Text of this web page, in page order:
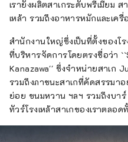
เรายังผลิตสาเกระดับพรีเมียม
เหล้า รวมถึงอาหารหมักและเค
สำนักงานใหญ่ซึ่งเป็นที่ตั้งของโร
ที่บริหารจัดการโดยตรงชื่อว่า
Kanazawa'' ซึ่งจำหน่ายสาเก
รวมถึงภาชนะสาเกที่คัดสรรมา
ย่อย ขนมหวาน ฯลฯ รวมถึงบา
ทัวร์โรงเหล้าสาเกของเราตลอด